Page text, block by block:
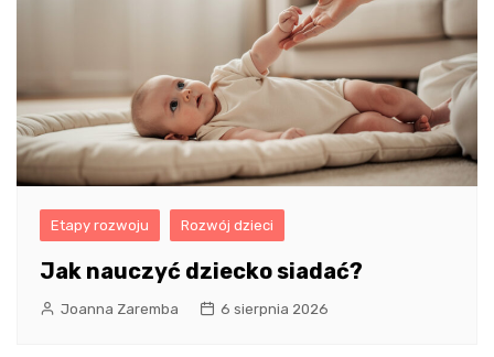
Etapy rozwoju Rozwój dzieci
Jak nauczyć dziecko siadać?
Joanna Zaremba 6 sierpnia 2026